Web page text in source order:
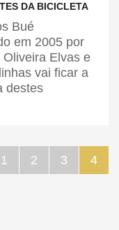
DA BICICLETA
Bué
em 2005 por
Elvas e
vai ficar a
destes
1 2 3 4